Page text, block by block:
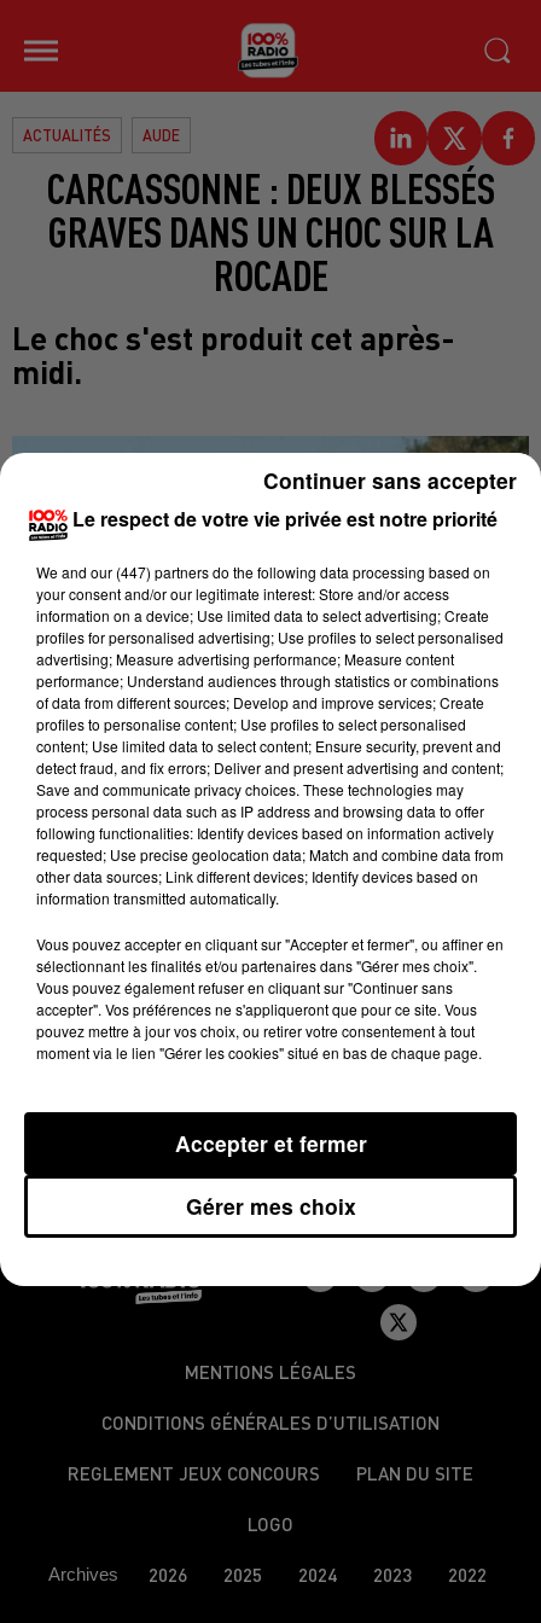
ACTUALITÉS AUDE
CARCASSONNE : DEUX BLESSÉS
GRAVES DANS UN CHOC SUR LA
ROCADE
Le choc s'est produit cet après-
midi.
Publié : 9 septembre 2016 à 16h19 par Brice Vidal
Lisa, une auditrice de 100% nous a signalé un
accident entre deux voitures, à Carcassonne, sur la
rocade. Les pompiers nous ont indiqué que le choc
avait fait deux blessés graves,ce vendredi après-midi,
sur l’axe routier entre Pont Rouge etLeclerc.Un
homme de 44 ans et une femme de 50 ans ont été
sérieusement touchés dans cette collision.L’accident
MENTIONS LÉGALES
CONDITIONS GÉNÉRALES D’UTILISATION
REGLEMENT JEUX CONCOURS PLAN DU SITE
LOGO
Archives 2026 2025 2024 2023 2022
Le respect de votre vie privée est notre priorité
We and our (447) partnersdo the following data processing based on
your consent and/or our legitimate interest: Store and/or access
information on a device; Use limited data to select advertising; Create
profiles for personalised advertising; Use profiles to select personalised
advertising; Measure advertising performance; Measure content
performance; Understand audiences through statistics or combinations
of data from different sources; Develop and improve services; Create
profiles to personalise content; Use profiles to select personalised
content; Use limited data to select content; Ensure security, prevent and
detect fraud, and fix errors; Deliver and present advertising and content;
Save and communicate privacy choices. These technologies may
process personal data such as IP address and browsing data to offer
following functionalities: Identify devices based on information actively
requested; Use precise geolocation data; Match and combine data from
other data sources; Link different devices; Identify devices based on
information transmitted automatically.
Vous pouvez accepter en cliquant sur "Accepter et fermer", ou affiner en
sélectionnant les finalités et/ou partenaires dans "Gérer mes choix".
Vous pouvez également refuser en cliquant sur "Continuer sans
accepter". Vos préférences ne s'appliqueront que pour ce site. Vous
pouvez mettre à jour vos choix, ou retirer votre consentement à tout
moment via le lien "Gérer les cookies" situé en bas de chaque page.
Gérer mes choix
Accepter et fermer
Continuer sans accepter